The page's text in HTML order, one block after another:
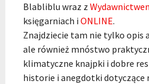
Blabliblu wraz z
księgarniach i ONLINE.
Znajdziecie tam nie tylko opis
ale również mnóstwo
klimatyczne knajpki i dobre
historie i anegdotki dotyczące